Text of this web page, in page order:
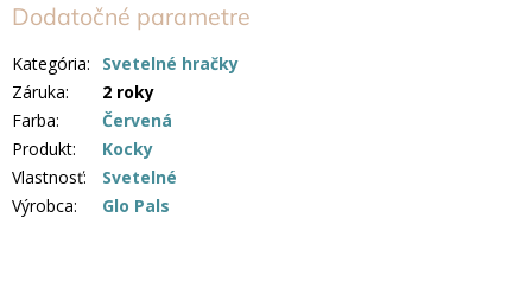
Dodatočné parametre
Kategória:
Svetelné hračky
Záruka:
2 roky
Farba:
Červená
Produkt:
Kocky
Vlastnosť:
Svetelné
Výrobca: Glo Pals